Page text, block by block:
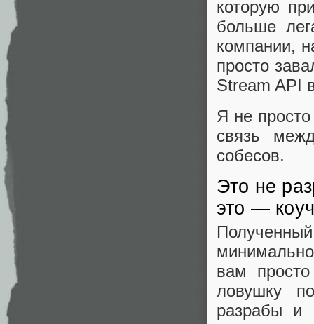
которую
больше
компании,
просто
Stream API
Я не
связь
собесов.
Это не
это —
вам
ловушку
разрабы и